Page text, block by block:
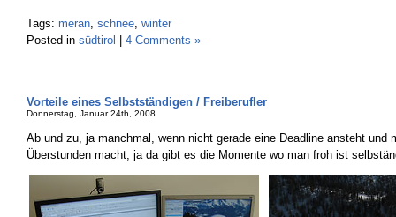
Tags: meran, schnee, winter
Posted in südtirol 4 Comments »
Vorteile eines Selbstständigen / Freiberufler
Donnerstag, Januar 24th, 2008
Ab und zu, ja manchmal, wenn nicht gerade eine Deadline ansteht und
Überstunden macht, ja da gibt es die Momente wo man froh ist